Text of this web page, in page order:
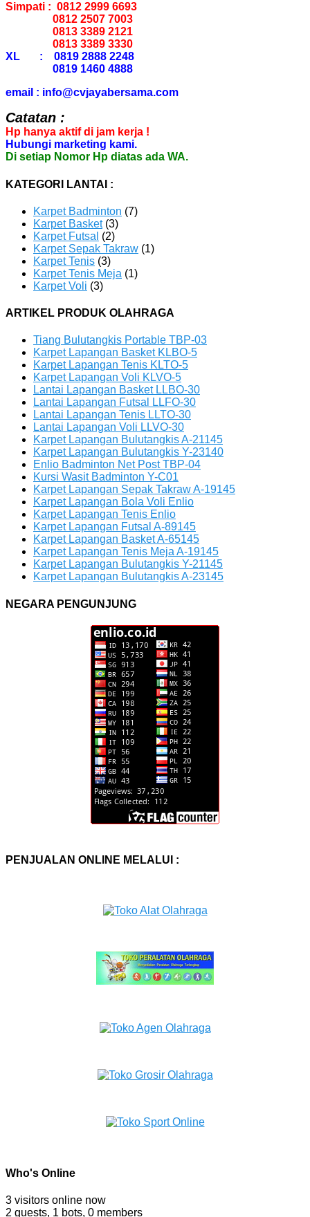
Simpati : 0812 2999 6693
0812 2507 7003
0813 3389 2121
0813 3389 3330
XL : 0819 2888 2248
0819 1460 4888
email : info@cvjayabersama.com
Catatan :
Hp hanya aktif di jam kerja !
Hubungi marketing kami.
Di setiap Nomor Hp diatas ada WA.
KATEGORI LANTAI :
Karpet Badminton (7)
Karpet Basket(3)
Karpet Futsal (2)
Karpet Sepak Takraw (1)
Karpet Tenis (3)
Karpet Tenis Meja (1)
Karpet Voli (3)
ARTIKEL PRODUK OLAHRAGA
Tiang Bulutangkis Portable TBP-03
Karpet Lapangan Basket KLBO-5
Karpet Lapangan Tenis KLTO-5
Karpet Lapangan Voli KLVO-5
Lantai Lapangan Basket LLBO-30
Lantai Lapangan Futsal LLFO-30
Lantai Lapangan Tenis LLTO-30
Lantai Lapangan Voli LLVO-30
Karpet Lapangan Bulutangkis A-21145
Karpet Lapangan Bulutangkis Y-23140
Enlio Badminton Net Post TBP-04
Kursi Wasit Badminton Y-C01
Karpet Lapangan Sepak Takraw A-19145
Karpet Lapangan Bola Voli Enlio
Karpet Lapangan Tenis Enlio
Karpet Lapangan Futsal A-89145
Karpet Lapangan Basket A-65145
Karpet Lapangan Tenis Meja A-19145
Karpet Lapangan Bulutangkis Y-21145
Karpet Lapangan Bulutangkis A-23145
NEGARA PENGUNJUNG
PENJUALAN ONLINE MELALUI :
Who's Online
3 visitors online now
2 guests, 1 bots, 0 members